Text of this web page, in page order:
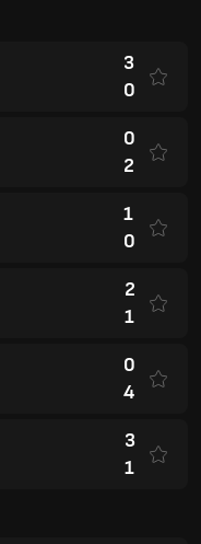
3
0
0
2
1
0
2
1
0
4
3
1